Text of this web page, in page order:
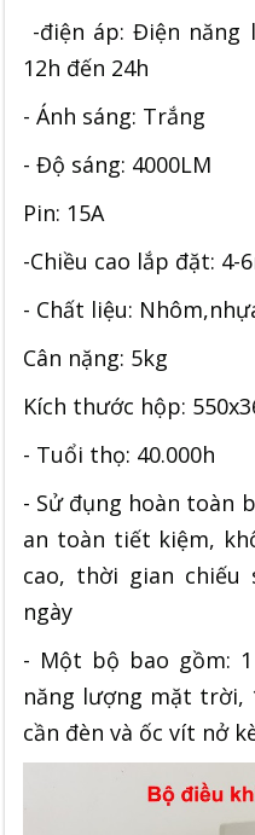
-điện áp: Điện
12h đến 24h
- Ánh sáng: Trắng
- Độ sáng: 4000LM
Pin: 15A
-Chiều cao lắp đặt: 4-
- Chất liệu:
Cân nặng: 5kg
Kích thước hộp:
- Tuổi thọ: 40.000h
- Sử đụng hoàn toàn
an toàn tiết kiệm,
cao, thời gian chiếu
ngày
- Một bộ bao gồm:
năng lượng mặt trời,
cần đèn và ốc vít nở